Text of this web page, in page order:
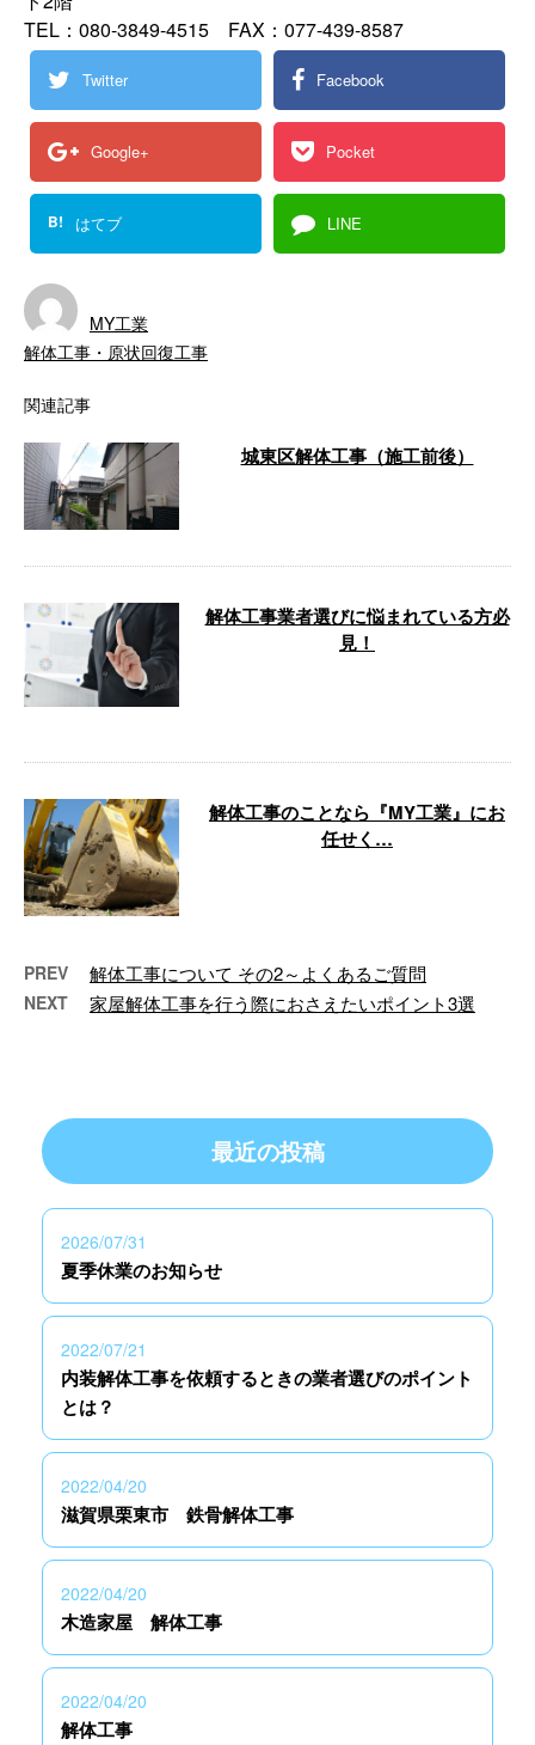
TEL：080-3849-4515 FAX：077-439-8587
Twitter Facebook
Google+ Pocket
B! はてブ LINE
MY工業
解体工事・原状回復工事
関連記事
城東区解体工事（施工前後）
解体工事業者選びに悩まれている方必
見！
解体工事のことなら『MY工業』にお
任せく…
PREV 解体工事について その2～よくあるご質問
NEXT 家屋解体工事を行う際におさえたいポイント3選
最近の投稿
2026/07/31
夏季休業のお知らせ
2022/07/21
内装解体工事を依頼するときの業者選びのポイント
とは？
2022/04/20
滋賀県栗東市 鉄骨解体工事
2022/04/20
木造家屋 解体工事
2022/04/20
解体工事